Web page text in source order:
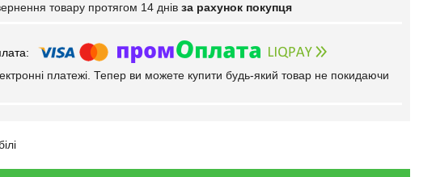
товару протягом 14 днів за рахунок покупця
платежі. Тепер ви можете купити будь-який товар не покидаючи